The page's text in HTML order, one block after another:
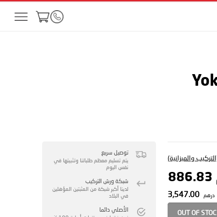
والميزانية)
درهم 3,547.00
OUT OF
توصيل سريع
يتم تسليم معظم طلباتنا وتثبيتها في
نفس اليوم
شبكة ورش التركيب
لدينا أكبر شبكة من المثبتين المؤهلين
في البلاد
الأصلي دائما